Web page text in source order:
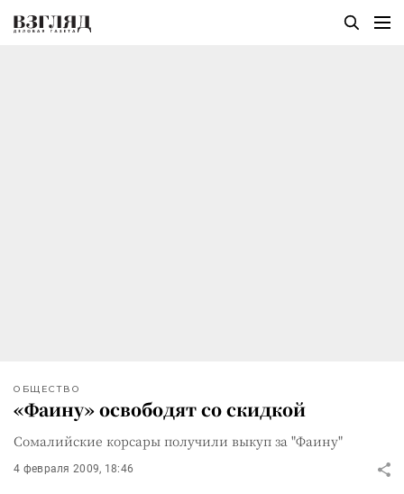
ОБЩЕСТВО
«Фаину» освободят со скидкой
Сомалийские корсары получили выкуп за "Фаину"
4 февраля 2009, 18:46